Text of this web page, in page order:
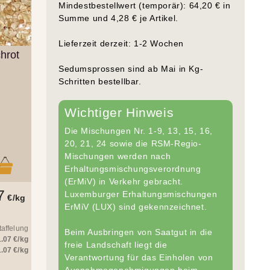
€/kg
€/kg
€/kg
Mindestbestellwert (temporär): 64,20 € in
Summe und 4,28 € je Artikel.
Lieferzeit derzeit: 1-2 Wochen
Sedumsprossen sind ab Mai in Kg-
Schritten bestellbar.
Wichtiger Hinweis
Die Mischungen Nr. 1-9, 13, 15, 16,
20, 21, 24 sowie die RSM-Regio-
Mischungen werden nach
Erhaltungsmischungsverordnung
(ErMiV) in Verkehr gebracht.
Luxemburger Erhaltungsmischungen
ErMiV (LUX) sind gekennzeichnet.
Beim Ausbringen von Saatgut in die
freie Landschaft liegt die
Verantwortung für das Einholen von